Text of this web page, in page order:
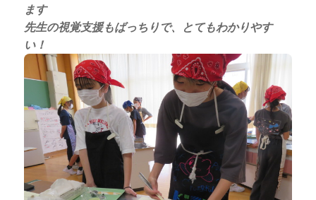
ます
先生の視覚支援もばっちりで、とてもわかりやす
い！